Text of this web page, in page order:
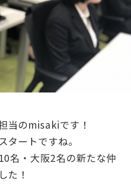
当のmisakiです！
タートですね。
名・大阪2名の新たな仲
た！